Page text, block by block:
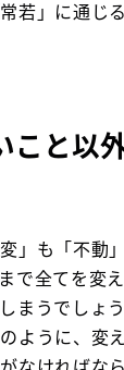
若」に通じ
こと以
」も「不動
で全てを変
まうでしょう
ように、変